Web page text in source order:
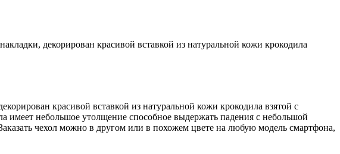
декорирован красивой вставкой из натуральной кожи крокодила
красивой вставкой из натуральной кожи крокодила взятой с
имеет небольшое утолщение способное выдержать падения с небольшой
чехол можно в другом или в похожем цвете на любую модель смартфона,